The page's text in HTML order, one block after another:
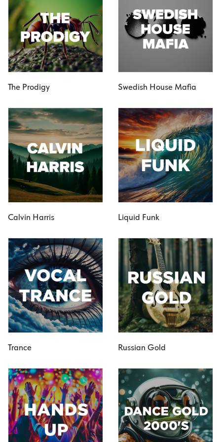
The Prodigy Swedish House Mafia
Calvin Harris Liquid Funk
Trance Russian Gold